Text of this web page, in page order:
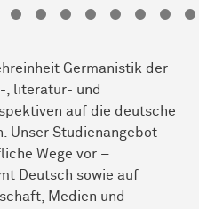
Germanistik der
, literatur- und
auf die deutsche
Unser Studienangebot
Wege vor –
Deutsch sowie auf
Medien und